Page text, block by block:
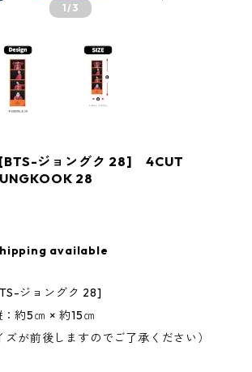
1/3
[BTS-ジョングク 28] 4CUT
28
available
ジョングク 28]
約5㎝ × 約15㎝
が前後しますのでご了承ください）